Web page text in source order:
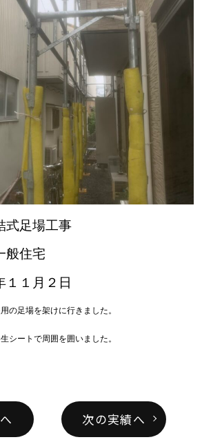
式足場工事
般住宅
１１月２日
の足場を架けに行きました。
シートで周囲を囲いました。
次の実績へ